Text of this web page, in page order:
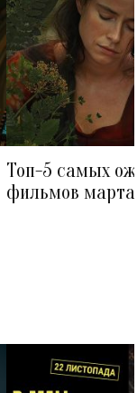
Топ-5 самых
фильмов